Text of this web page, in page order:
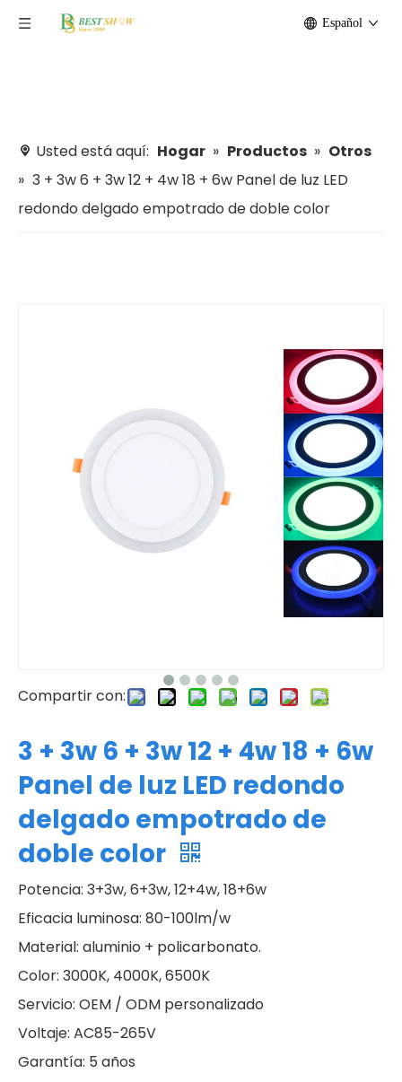
Español
Usted está aquí: Hogar » Productos » Otros
» 3 + 3w 6 + 3w 12 + 4w 18 + 6w Panel de luz LED
redondo delgado empotrado de doble color
Compartir con:
3 + 3w 6 + 3w 12 + 4w 18 + 6w
Panel de luz LED redondo
delgado empotrado de
doble color
Potencia: 3+3w, 6+3w, 12+4w, 18+6w
Eficacia luminosa: 80-100lm/w
Material: aluminio + policarbonato.
Color: 3000K, 4000K, 6500K
Servicio: OEM / ODM personalizado
Voltaje: AC85-265V
Garantía: 5 años